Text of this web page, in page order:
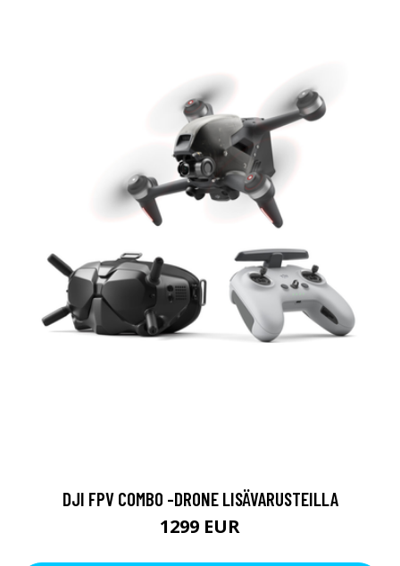
DJI FPV COMBO -DRONE LISÄVARUSTEILLA
1299 EUR